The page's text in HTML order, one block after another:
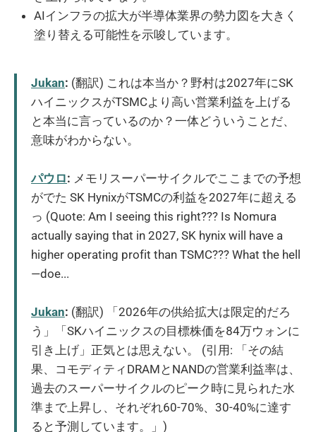
AIインフラの拡大が半導体業界の勢力図を大きく
塗り替える可能性を示唆しています。
Jukan: (翻訳) これは本当か？野村は2027年にSK
ハイニックスがTSMCより高い営業利益を上げる
と本当に言っているのか？一体どういうことだ、
意味がわからない。
パウロ: メモリスーパーサイクルでここまでの予想
がでた SK HynixがTSMCの利益を2027年に超える
っ (Quote: Am I seeing this right??? Is Nomura
actually saying that in 2027, SK hynix will have a
higher operating profit than TSMC??? What the hell
—doe...
Jukan: (翻訳) 「2026年の供給拡大は限定的だろ
う」「SKハイニックスの目標株価を84万ウォンに
引き上げ」正気とは思えない。 (引用: 「その結
果、コモディティDRAMとNANDの営業利益率は、
過去のスーパーサイクルのピーク時に見られた水
準まで上昇し、それぞれ60-70%、30-40%に達す
ると予測しています。」)